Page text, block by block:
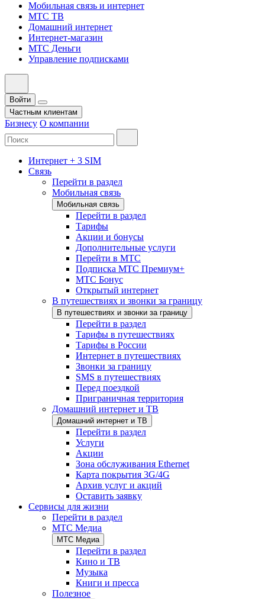
Мобильная связь и интернет
МТС ТВ
Домашний интернет
Интернет-магазин
МТС Деньги
Управление подписками
Войти
Частным клиентам
Бизнесу О компании
Интернет + 3 SIM
Связь
Перейти в раздел
Мобильная связь
Мобильная связь
Перейти в раздел
Тарифы
Акции и бонусы
Дополнительные услуги
Перейти в МТС
Подписка МТС Премиум+
МТС Бонус
Открытый интернет
В путешествиях и звонки за границу
В путешествиях и звонки за границу
Перейти в раздел
Тарифы в путешествиях
Тарифы в России
Интернет в путешествиях
Звонки за границу
SMS в путешествиях
Перед поездкой
Приграничная территория
Домашний интернет и ТВ
Домашний интернет и ТВ
Перейти в раздел
Услуги
Акции
Зона обслуживания Ethernet
Карта покрытия 3G/4G
Архив услуг и акций
Оставить заявку
Сервисы для жизни
Перейти в раздел
МТС Медиа
МТС Медиа
Перейти в раздел
Кино и ТВ
Музыка
Книги и пресса
Полезное